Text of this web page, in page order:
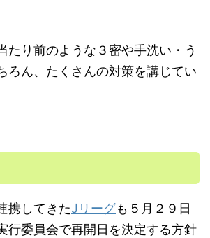
たり前のような３密や手洗い・う
ろん、たくさんの対策を講じてい
携してきたJリーグも５月２９日
行委員会で再開日を決定する方針